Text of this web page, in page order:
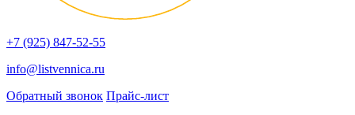
+7 (925) 847-52-55
info@listvennica.ru
Обратный звонок Прайс-лист